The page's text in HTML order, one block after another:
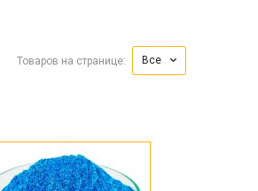
и аромадифузоров
Товаров на странице: Все